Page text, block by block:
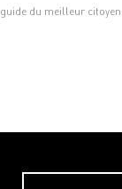
guide du meilleur